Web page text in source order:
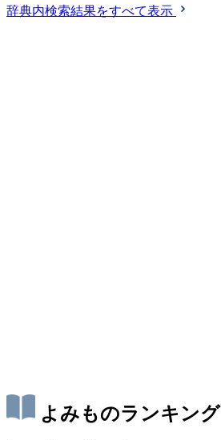
辞典内検索結果をすべて表示
よみものランキング